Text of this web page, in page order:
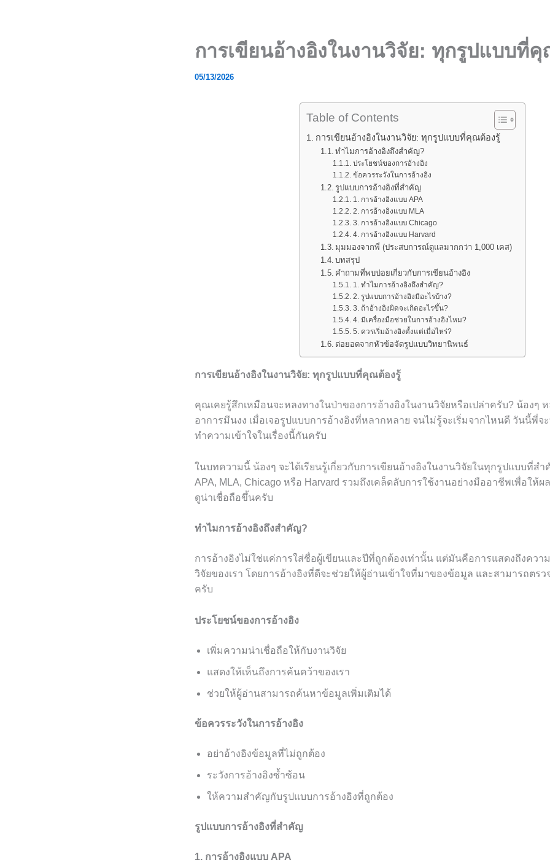
การเขียนอ้างอิงในงานวิจัย: ทุกรูปแบบที่
05/13/2026
Table of Contents
การเขียนอ้างอิงในงานวิจัย: ทุกรูปแบบที่คุณต้องรู้
ทำไมการอ้างอิงถึงสำคัญ?
ประโยชน์ของการอ้างอิง
ข้อควรระวังในการอ้างอิง
รูปแบบการอ้างอิงที่สำคัญ
1. การอ้างอิงแบบ APA
2. การอ้างอิงแบบ MLA
3. การอ้างอิงแบบ Chicago
4. การอ้างอิงแบบ Harvard
มุมมองจากพี่ (ประสบการณ์ดูแลมากกว่า 1,000 เคส)
บทสรุป
คำถามที่พบบ่อยเกี่ยวกับการเขียนอ้างอิง
1. ทำไมการอ้างอิงถึงสำคัญ?
2. รูปแบบการอ้างอิงมีอะไรบ้าง?
3. ถ้าอ้างอิงผิดจะเกิดอะไรขึ้น?
4. มีเครื่องมือช่วยในการอ้างอิงไหม?
5. ควรเริ่มอ้างอิงตั้งแต่เมื่อไหร่?
ต่อยอดจากหัวข้อจัดรูปแบบวิทยานิพนธ์
การเขียนอ้างอิงในงานวิจัย: ทุกรูปแบบที่คุณต้องรู้
คุณเคยรู้สึกเหมือนจะหลงทางในป่าของการอ้างอิงในงานวิจัยหรือเปล่าครับ? น้องๆ
อาการมึนงง เมื่อเจอรูปแบบการอ้างอิงที่หลากหลาย จนไม่รู้จะเริ่มจากไหนดี วันนี้พี่จ
ทำความเข้าใจในเรื่องนี้กันครับ
ในบทความนี้ น้องๆ จะได้เรียนรู้เกี่ยวกับการเขียนอ้างอิงในงานวิจัยในทุกรูปแบบที่สำ
APA, MLA, Chicago หรือ Harvard รวมถึงเคล็ดลับการใช้งานอย่างมืออาชีพเพื่อให้ผ
ดูน่าเชื่อถือขึ้นครับ
ทำไมการอ้างอิงถึงสำคัญ?
การอ้างอิงไม่ใช่แค่การใส่ชื่อผู้เขียนและปีที่ถูกต้องเท่านั้น แต่มันคือการแสดงถึงควา
วิจัยของเรา โดยการอ้างอิงที่ดีจะช่วยให้ผู้อ่านเข้าใจที่มาของข้อมูล และสามารถตร
ครับ
ประโยชน์ของการอ้างอิง
เพิ่มความน่าเชื่อถือให้กับงานวิจัย
แสดงให้เห็นถึงการค้นคว้าของเรา
ช่วยให้ผู้อ่านสามารถค้นหาข้อมูลเพิ่มเติมได้
ข้อควรระวังในการอ้างอิง
อย่าอ้างอิงข้อมูลที่ไม่ถูกต้อง
ระวังการอ้างอิงซ้ำซ้อน
ให้ความสำคัญกับรูปแบบการอ้างอิงที่ถูกต้อง
รูปแบบการอ้างอิงที่สำคัญ
1. การอ้างอิงแบบ APA